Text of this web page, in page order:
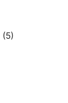
(5)